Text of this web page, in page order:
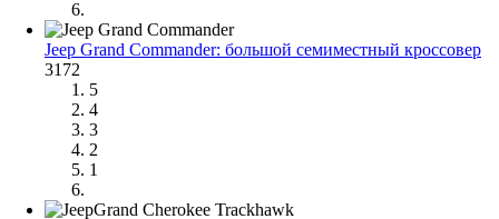
Jeep Grand Commander: большой семиместный кроссовер
3172
5
4
3
2
1